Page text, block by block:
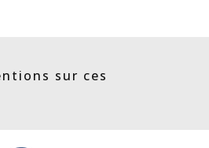
sur ces